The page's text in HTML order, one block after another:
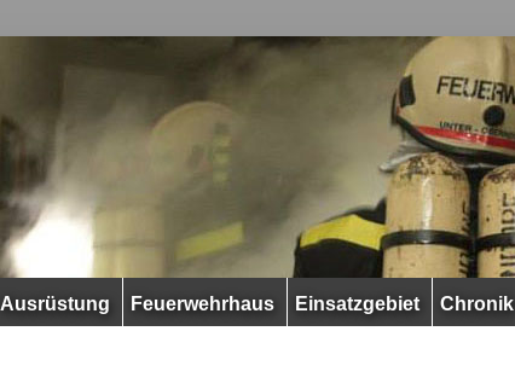
Ausrüstung Feuerwehrhaus Einsatzgebiet Chronik